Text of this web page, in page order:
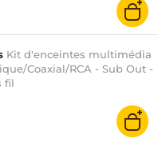
Kit d'enceintes multimédia
Coaxial/RCA - Sub Out -
fil